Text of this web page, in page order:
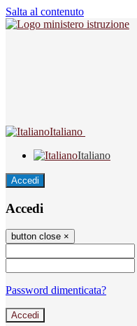
Salta al contenuto
Italiano
Italiano
Accedi
Accedi
button close ×
Password dimenticata?